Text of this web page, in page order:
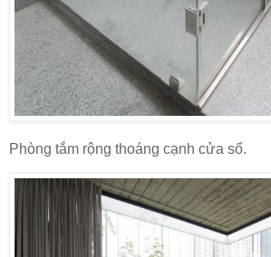
Phòng tắm rộng thoáng cạnh cửa sổ.